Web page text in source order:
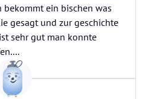
bekommt ein bischen was
gesagt und zur geschichte
sehr gut man konnte